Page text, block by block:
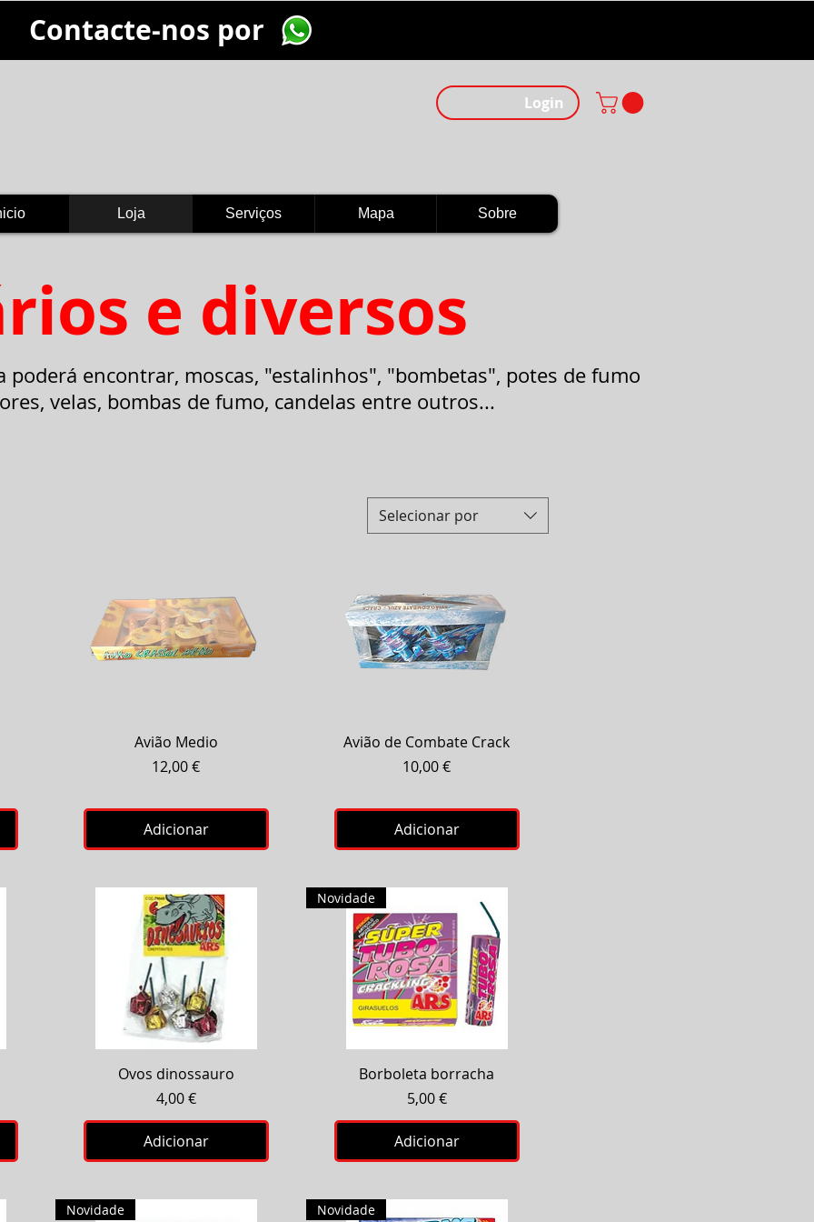
Contacte-nos por
Login
Loja Serviços Mapa Sobre
e diversos
poderá encontrar, moscas, "estalinhos", "bombetas", potes de fumo
velas, bombas de fumo, candelas entre outros...
Selecionar por
Visualização rápida
Avião Medio
Preço
12,00 €
Adicionar
Visualização rápida
Avião de Combate Crack
Preço
10,00 €
Adicionar
Visualização rápida
Ovos dinossauro
Preço
4,00 €
Adicionar
Visualização rápida
Novidade
Borboleta borracha
Preço
5,00 €
Adicionar
Novidade Novidade